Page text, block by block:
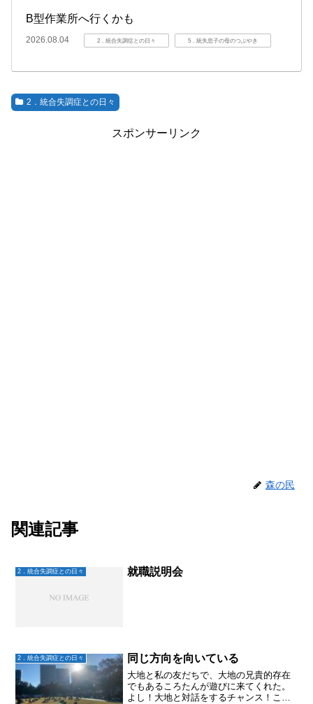
B型作業所へ行くかも
2026.08.04 2．統合失調症との日々 5．統失息子の母のつぶやき
2．統合失調症との日々
スポンサーリンク
森の民
関連記事
2．統合失調症との日々 就職説明会
2．統合失調症との日々 同じ方向を向いている
大地と私の友だちで、大地の兄貴的存在
でもあるころたんが遊びに来てくれた。
よし！大地と対話をするチャンス！ころ